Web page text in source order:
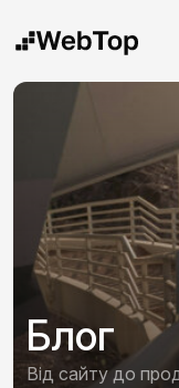
Блог
Від сайту до